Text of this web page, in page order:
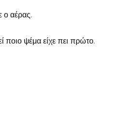
ο αέρας.
ψέμα είχε πει πρώτο.